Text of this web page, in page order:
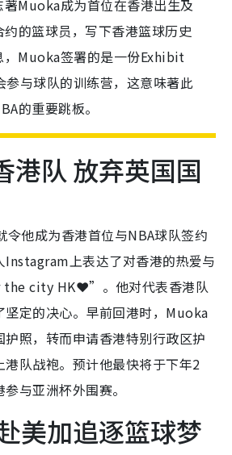
Muoka成为首位在香港出生及
约的篮球员，写下香港篮球历史
，Muoka签署的是一份Exhibit
参与球队的训练营，这意味著此
的重要跳板。
港队 放弃英国国
他成为香港首位与NBA球队签约
Instagram上表达了对香港的热爱与
the city HK❤️”。他对代表香港队
坚定的决心。早前回港时，Muoka
照，转而申请香港特别行政区护
港队战袍。预计他最快将于下年2
与亚洲杯外围赛。
美加追逐篮球梦